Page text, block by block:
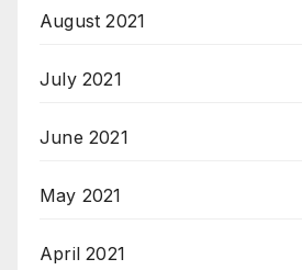
August 2021
July 2021
June 2021
May 2021
April 2021